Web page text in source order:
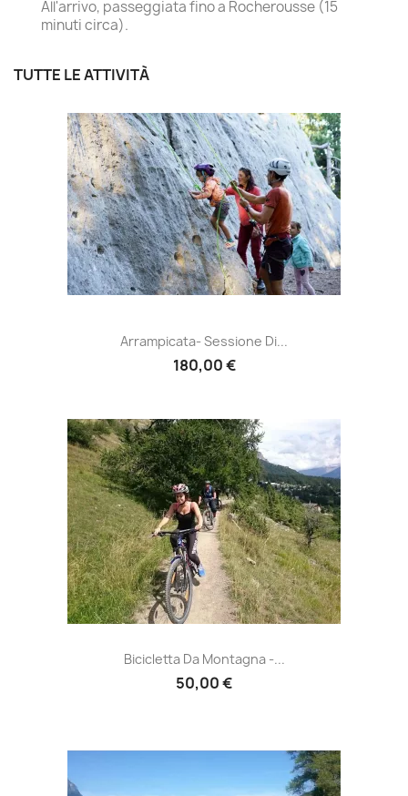
All'arrivo, passeggiata fino a Rocherousse (15
minuti circa).
TUTTE LE ATTIVITÀ
Arrampicata- Sessione Di...
180,00 €
Bicicletta Da Montagna -...
50,00 €